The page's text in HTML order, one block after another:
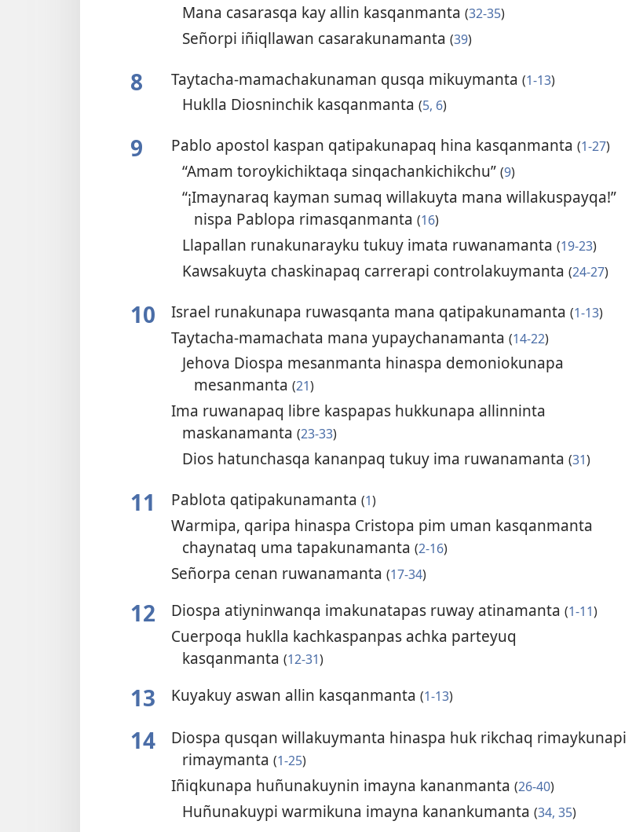
Mana casarasqa kay allin kasqanmanta(32-35)
Señorpi iñiqllawan casarakunamanta(39)
8 Taytacha-mamachakunaman qusqa mikuymanta (1-13)
Huklla Diosninchik kasqanmanta(5, 6)
9 Pablo apostol kaspan qatipakunapaq hina kasqanmanta (1-27)
“Amam toroykichiktaqa sinqachankichikchu”(9)
“¡Imaynaraq kayman sumaq willakuyta mana willakuspayqa!”
nispa Pablopa rimasqanmanta (16)
Llapallan runakunarayku tukuy imata ruwanamanta(19-23)
Kawsakuyta chaskinapaq carrerapi controlakuymanta(24-27)
10 Israel runakunapa ruwasqanta mana qatipakunamanta (1-13)
Taytacha-mamachata mana yupaychanamanta (14-22)
Jehova Diospa mesanmanta hinaspa demoniokunapa
mesanmanta (21)
Ima ruwanapaq libre kaspapas hukkunapa allinninta
maskanamanta(23-33)
Dios hatunchasqa kananpaq tukuy ima ruwanamanta(31)
11 Pablota qatipakunamanta (1)
Warmipa, qaripa hinaspa Cristopa pim uman kasqanmanta
chaynataq uma tapakunamanta(2-16)
Señorpa cenan ruwanamanta (17-34)
12 Diospa atiyninwanqa imakunatapas ruway atinamanta (1-11)
Cuerpoqa huklla kachkaspanpas achka parteyuq
kasqanmanta(12-31)
13 Kuyakuy aswan allin kasqanmanta (1-13)
14
Diospa qusqan willakuymanta hinaspa huk rikchaq rimaykunapi
rimaymanta(1-25)
Iñiqkunapa huñunakuynin imayna kananmanta (26-40)
Huñunakuypi warmikuna imayna kanankumanta(34, 35)